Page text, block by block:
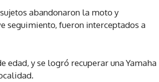
abandonaron la moto y
seguimiento, fueron interceptados a
edad, y se logró recuperar una Yamaha